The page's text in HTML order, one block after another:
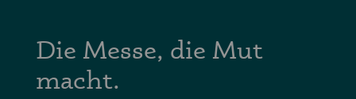
Die Messe, die Mut
macht.